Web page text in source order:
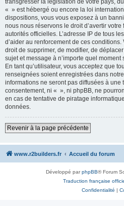
transgresser la législation de votre pays,
« » est hébergé ou encore la loi
dispositions, vous vous exposez à un
nous nous réservons le droit d’avertir
autorités officielles. L’adresse IP de tous
d’aider au renforcement de ces
droit de supprimer, de modifier, de
sujet et message à n’importe quel
En tant qu’utilisateur, vous acceptez que
renseignées soient enregistrées dans
informations ne seront pas diffusées à une
consentement, ni « », ni phpBB, ne
en cas de tentative de piratage
données.
Revenir à la page précédente
www.r2builders.fr Accueil du forum
Développé parphpBB® Forum
Traduction française
Confidentialité |